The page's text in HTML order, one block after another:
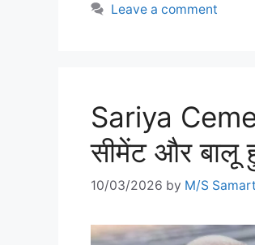
Leave a comment
Sariya
सीमेंट और बालू
10/03/2026 by M/S